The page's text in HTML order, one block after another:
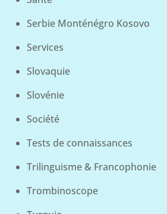
Serbie Monténégro Kosovo
Services
Slovaquie
Slovénie
Société
Tests de connaissances
Trilinguisme & Francophonie
Trombinoscope